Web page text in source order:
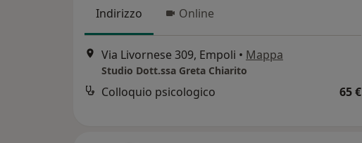
Indirizzo Online
Via Livornese 309, Empoli • Mappa
Studio Dott.ssa Greta Chiarito
Colloquio psicologico 65 €